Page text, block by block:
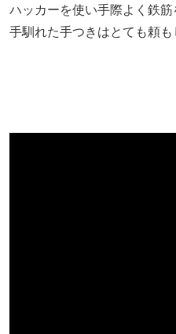
ハッカーを使い手際よく鉄筋
手馴れた手つきはとても頼も